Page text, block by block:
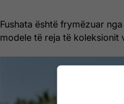
Fushata është frymëzuar
modele të reja të koleksionit